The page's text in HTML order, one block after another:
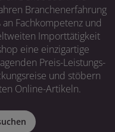
Branchenerfahrung
Fachkompetenz und
Importtätigkeit
eine einzigartige
Preis-Leistungs-
und stöbern
Online-Artikeln.